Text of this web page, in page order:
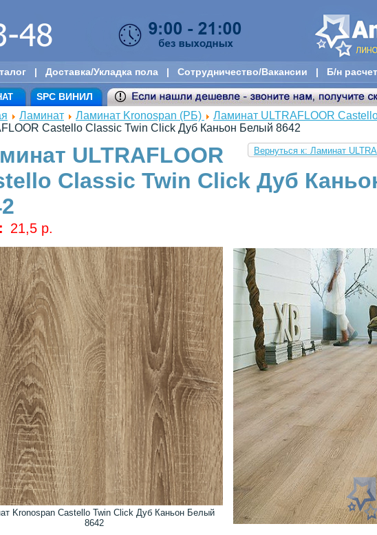
| Доставка/Укладка пола | Сотрудничество/Вакансии | Б/н
SPC ВИНИЛ
Ламинат Ламинат Kronospan (РБ) Ламинат ULTRAFLOOR
Castello Classic Twin Click Дуб Каньон Белый 8642
Вернуться к: Ламинат
ULTRAFLOOR
Classic Twin Click Дуб
21,5 p.
Kronospan Castello Twin Click Дуб Каньон Белый
8642